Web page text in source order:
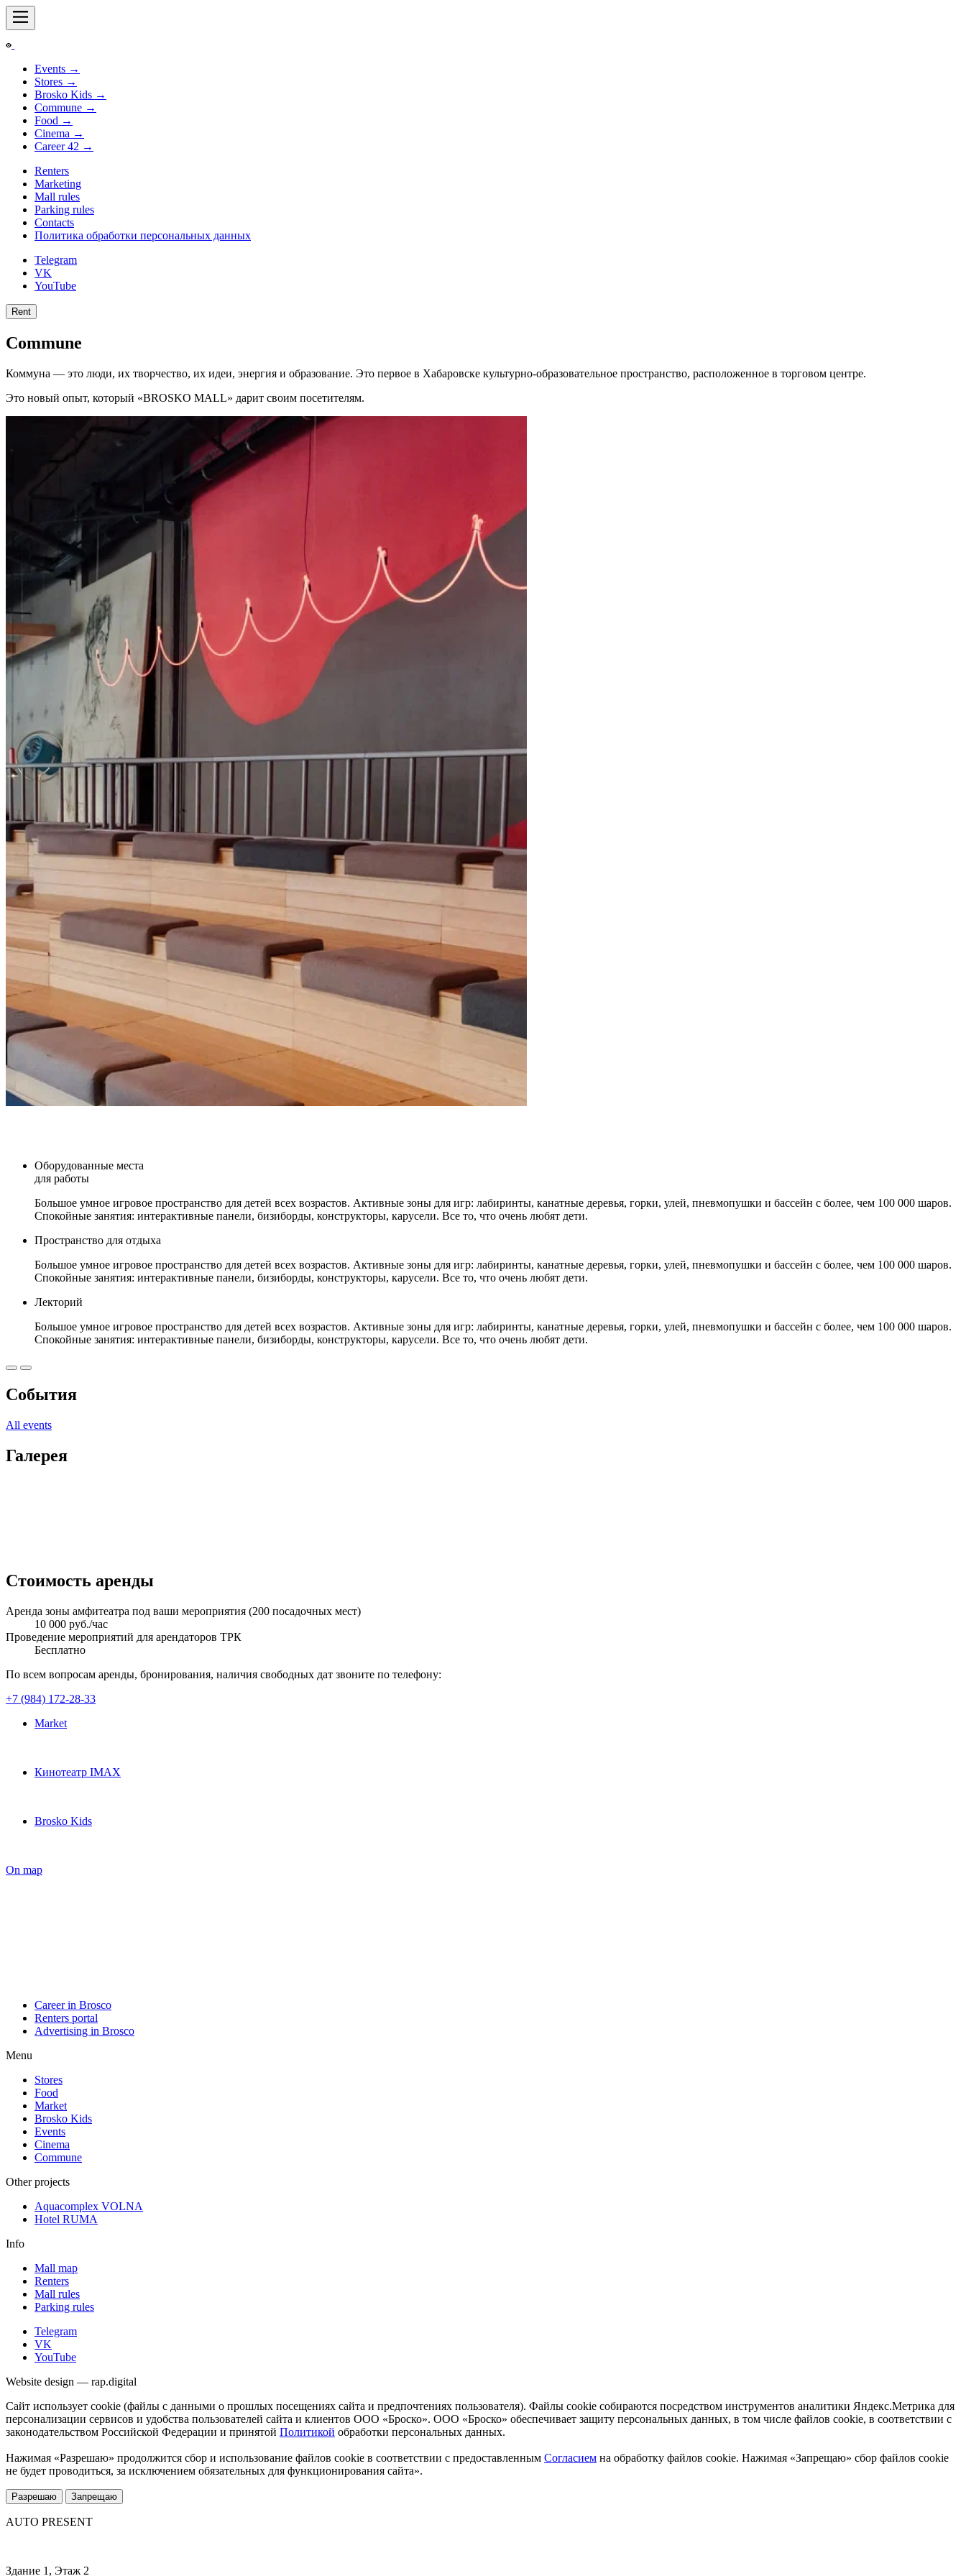
Events →
Stores →
Brosko Kids →
Commune →
Food →
Cinema →
Career 42 →
Renters
Marketing
Mall rules
Parking rules
Contacts
Политика обработки персональных данных
Telegram
VK
YouTube
Rent
Commune
Коммуна — это люди, их творчество, их идеи, энергия и образование. Это первое в Хабаровске культурно-образовательное пространство, расположенное в торговом центре.
Это новый опыт, который «BROSKO MALL» дарит своим посетителям.
Оборудованные места
для работы
Большое умное игровое пространство для детей всех возрастов. Активные зоны для игр: лабиринты, канатные деревья, горки, улей, пневмопушки и бассейн с более, чем 100 000 шаров.
Спокойные занятия: интерактивные панели, бизиборды, конструкторы, карусели. Все то, что очень любят дети.
Пространство для отдыха
Большое умное игровое пространство для детей всех возрастов. Активные зоны для игр: лабиринты, канатные деревья, горки, улей, пневмопушки и бассейн с более, чем 100 000 шаров.
Спокойные занятия: интерактивные панели, бизиборды, конструкторы, карусели. Все то, что очень любят дети.
Лекторий
Большое умное игровое пространство для детей всех возрастов. Активные зоны для игр: лабиринты, канатные деревья, горки, улей, пневмопушки и бассейн с более, чем 100 000 шаров.
Спокойные занятия: интерактивные панели, бизиборды, конструкторы, карусели. Все то, что очень любят дети.
События
All events
Галерея
Стоимость аренды
Аренда зоны амфитеатра под ваши мероприятия (200 посадочных мест)
10 000 руб./час
Проведение мероприятий для арендаторов ТРК
Бесплатно
По всем вопросам аренды, бронирования, наличия свободных дат звоните по телефону:
+7 (984) 172-28-33
Market
Кинотеатр IMAX
Brosko Kids
On map
Career in Brosco
Renters portal
Advertising in Brosco
Menu
Stores
Food
Market
Brosko Kids
Events
Cinema
Commune
Other projects
Aquacomplex VOLNA
Hotel RUMA
Info
Mall map
Renters
Mall rules
Parking rules
Telegram
VK
YouTube
Website design — rap.digital
Сайт использует cookie (файлы с данными о прошлых посещениях сайта и предпочтениях пользователя). Файлы cookie собираются посредством инструментов аналитики Яндекс.Метрика для
персонализации сервисов и удобства пользователей сайта и клиентов ООО «Броско». ООО «Броско» обеспечивает защиту персональных данных, в том числе файлов cookie, в соответствии с
законодательством Российской Федерации и принятой Политикой обработки персональных данных.
Нажимая «Разрешаю» продолжится сбор и использование файлов cookie в соответствии с предоставленным Согласием на обработку файлов cookie. Нажимая «Запрещаю» сбор файлов cookie
не будет проводиться, за исключением обязательных для функционирования сайта».
Разрешаю Запрещаю
AUTO PRESENT
Здание 1, Этаж 2